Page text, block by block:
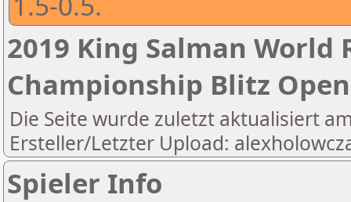
2019 King Salman World
Championship Blitz Open
Die Seite wurde zuletzt aktualisiert
Ersteller/Letzter Upload:
Spieler Info